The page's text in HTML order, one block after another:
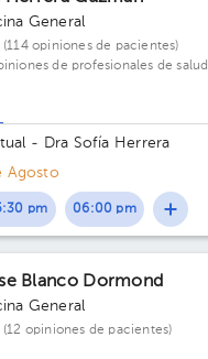
General
(114 opiniones de pacientes)
de profesionales de salud
- Dra Sofía Herrera
Agosto
pm 06:00 pm
Blanco Dormond
General
(12 opiniones de pacientes)